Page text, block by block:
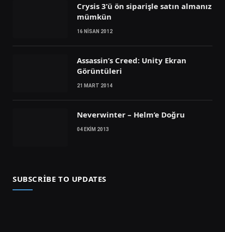
Crysis 3’ü ön siparişle satın almanız
mümkün
16 NISAN 2012
Assassin’s Creed: Unity Ekran
Görüntüleri
21 MART 2014
Neverwinter – Helm’e Doğru
04 EKIM 2013
SUBSCRIBE TO UPDATES